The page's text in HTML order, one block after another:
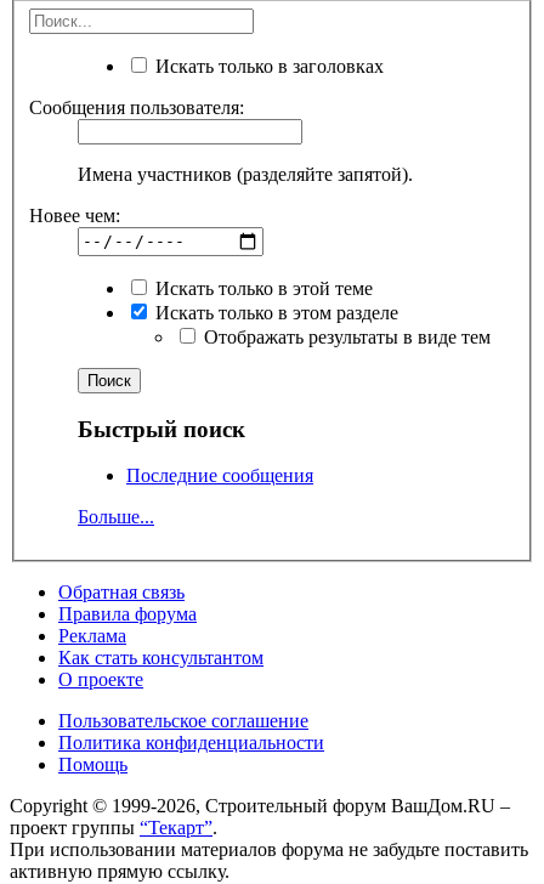
Искать только в заголовках
Сообщения пользователя:
Имена участников (разделяйте запятой).
Новее чем:
Искать только в этой теме
Искать только в этом разделе
Отображать результаты в виде тем
Быстрый поиск
Последние сообщения
Больше...
Обратная связь
Правила форума
Реклама
Как стать консультантом
О проекте
Пользовательское соглашение
Политика конфиденциальности
Помощь
Copyright © 1999-2026, Строительный форум ВашДом.RU –
проект группы “Текарт”.
При использовании материалов форума не забудьте поставить
активную прямую ссылку.